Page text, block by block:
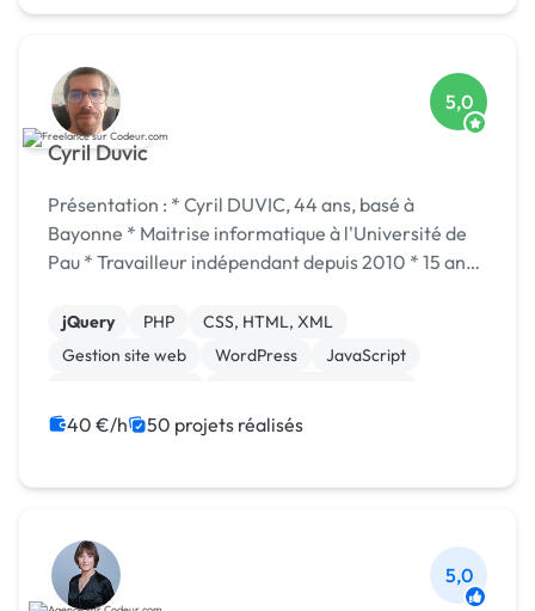
Cyril Duvic
5,0
Présentation : * Cyril DUVIC, 44 ans, basé à
Bayonne * Maitrise informatique à l'Université de
Pau * Travailleur indépendant depuis 2010 * 15 ans
Compétences : + Développement web bac...
jQuery PHP
CSS, HTML, XML
Gestion site web
WordPress
JavaScript
Back-end
Front-end
40 €/h 50 projets réalisés
5,0